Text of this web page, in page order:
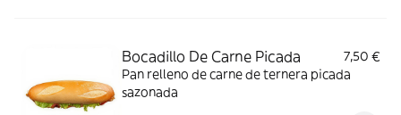
Bocadillo De Carne Picada
7,50 €
Pan relleno de carne de ternera picada
sazonada